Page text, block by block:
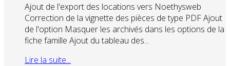
Ajout de l'export des locations vers Noethysweb
Correction de la vignette des pièces de type PDF Ajout
de l'option Masquer les archivés dans les options de la
fiche famille Ajout du tableau des...
Lire la suite...